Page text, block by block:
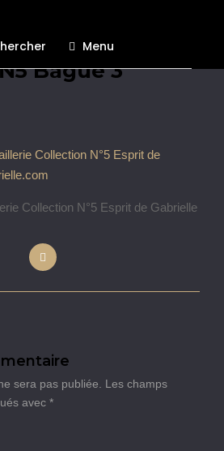
Menu
N°5
Bague 3
Collection N°5 Esprit de Gabrielle
sera pas publiée.
Les champs
avec *